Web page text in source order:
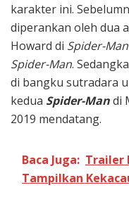
karakter ini.
diperankan oleh dua
Howard di Spider-
Spider-Man.
di bangku sutradara
kedua Spider-Mandi
2019 mendatang.
Baca Juga: Trailer
Tampilkan